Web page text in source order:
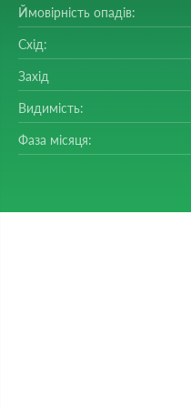
Ймовірність опадів:
Схід:
Захід
Видимість:
Фаза місяця: